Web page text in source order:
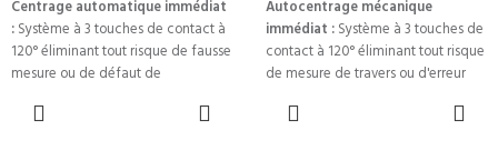
d'origine pour isoler le mécanisme
des chocs et des variations
thermiques d'atelier.
de contrôle dimensionnel
Disponibilité Tunisie : Instrument
de mesure indispensable pour le
contrôle qualité, disponible avec
Centrage automatique immédiat
: Système à 3 touches de contact à
120° éliminant tout risque de fausse
mesure ou de défaut de
Autocentrage mécanique
immédiat : Système à 3 touches de
contact à 120° éliminant tout risque
de mesure de travers ou d'erreur